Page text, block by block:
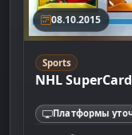
08.10.2015
Sports
NHL SuperCard